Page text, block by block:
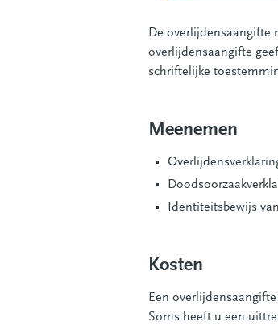
De overlijdensaangifte
overlijdensaangifte
schriftelijke
Meenemen
Identiteitsbewijs
Kosten
Een
Soms heeft u een